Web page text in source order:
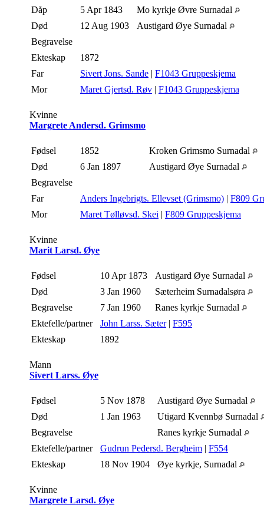
Dåp
5 Apr 1843
Mo kyrkje Øvre Surnadal
Død
12 Aug 1903
Austigard Øye Surnadal
Begravelse
Ekteskap
1872
Far
Sivert Jons. Sande | F1043 Gruppeskjema
Mor
Maret Gjertsd. Røv | F1043 Gruppeskjema
Kvinne
Margrete Andersd. Grimsmo
Fødsel 1852
Kroken Grimsmo Surnadal
Død
6 Jan 1897
Austigard Øye Surnadal
Begravelse
Far
Anders Ingebrigts. Ellevset (Grimsmo) | F809
Mor
Maret Tølløvsd. Skei | F809 Gruppeskjema
Kvinne
Marit Larsd. Øye
Fødsel 10 Apr 1873
Austigard Øye Surnadal
Død
3 Jan 1960
Sæterheim Surnadalsøra
Begravelse
7 Jan 1960
Ranes kyrkje Surnadal
Ektefelle/partner
John Larss. Sæter| F595
Ekteskap
1892
Mann
Sivert Larss. Øye
Fødsel 5 Nov 1878
Austigard Øye Surnadal
Død
1 Jan 1963
Utigard Kvennbø Surnadal
Begravelse
Ranes kyrkje Surnadal
Ektefelle/partner
Gudrun Pedersd. Bergheim | F554
Ekteskap
18 Nov 1904 Øye kyrkje, Surnadal
Kvinne
Margrete Larsd. Øye